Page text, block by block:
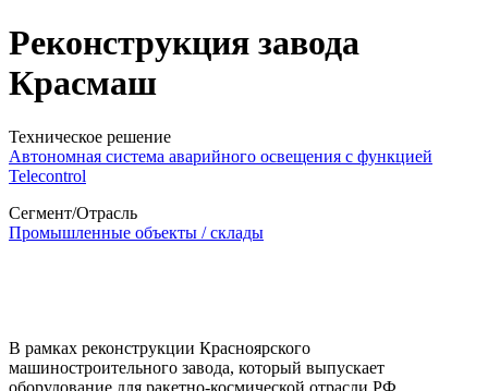
Реконструкция завода
Красмаш
Техническое решение
Автономная система аварийного освещения с функцией
Telecontrol
Сегмент/Отрасль
Промышленные объекты / склады
В рамках реконструкции Красноярского
машиностроительного завода, который выпускает
оборудование для ракетно-космической отрасли РФ,